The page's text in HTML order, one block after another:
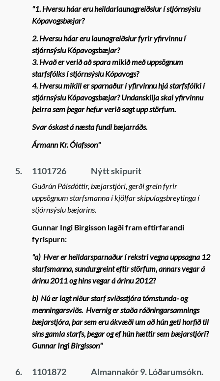
"1. Hversu háar eru heildarlaunagreiðslur í stjórnsýslu
Kópavogsbæjar?
2. Hversu háar eru launagreiðslur fyrir yfirvinnu í
stjórnsýslu Kópavogsbæjar?
3. Hvað er verið að spara mikið með uppsögnum
starfsfólks í stjórnsýslu Kópavogs?
4. Hversu mikill er sparnaður í yfirvinnu hjá starfsfólki í
stjórnsýslu Kópavogsbæjar? Undanskilja skal yfirvinnu
þeirra sem þegar hefur verið sagt upp störfum.
Svar óskast á næsta fundi bæjarráðs.
Ármann Kr. Ólafsson"
5. 1101726 Nýtt skipurit
Guðrún Pálsdóttir, bæjarstjóri, gerði grein fyrir
uppsögnum starfsmanna í kjölfar skipulagsbreytinga í
stjórnsýslu bæjarins.
Gunnar Ingi Birgisson lagði fram eftirfarandi
fyrispurn:
"a) Hver er heildarsparnaður í rekstri vegna uppsagna 12
starfsmanna, sundurgreint eftir störfum, annars vegar á
árinu 2011 og hins vegar á árinu 2012?
b) Nú er lagt niður starf sviðsstjóra tómstunda- og
menningarsviðs. Hvernig er staða ráðningarsamnings
bæjarstjóra, þar sem eru ákvæði um að hún geti horfið til
síns gamla starfs, þegar og ef hún hættir sem bæjarstjóri?
Gunnar Ingi Birgisson"
6. 1101872 Almannakór 9. Lóðarumsókn.